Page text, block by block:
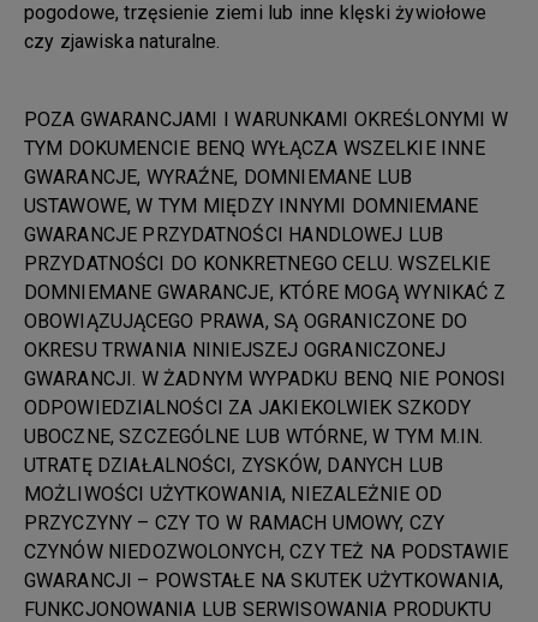
pogodowe, trzęsienie ziemi lub inne klęski żywiołowe
czy zjawiska naturalne.
POZA GWARANCJAMI I WARUNKAMI OKREŚLONYMI W
TYM DOKUMENCIE BENQ WYŁĄCZA WSZELKIE INNE
GWARANCJE, WYRAŹNE, DOMNIEMANE LUB
USTAWOWE, W TYM MIĘDZY INNYMI DOMNIEMANE
GWARANCJE PRZYDATNOŚCI HANDLOWEJ LUB
PRZYDATNOŚCI DO KONKRETNEGO CELU. WSZELKIE
DOMNIEMANE GWARANCJE, KTÓRE MOGĄ WYNIKAĆ Z
OBOWIĄZUJĄCEGO PRAWA, SĄ OGRANICZONE DO
OKRESU TRWANIA NINIEJSZEJ OGRANICZONEJ
GWARANCJI. W ŻADNYM WYPADKU BENQ NIE PONOSI
ODPOWIEDZIALNOŚCI ZA JAKIEKOLWIEK SZKODY
UBOCZNE, SZCZEGÓLNE LUB WTÓRNE, W TYM M.IN.
UTRATĘ DZIAŁALNOŚCI, ZYSKÓW, DANYCH LUB
MOŻLIWOŚCI UŻYTKOWANIA, NIEZALEŻNIE OD
PRZYCZYNY – CZY TO W RAMACH UMOWY, CZY
CZYNÓW NIEDOZWOLONYCH, CZY TEŻ NA PODSTAWIE
GWARANCJI – POWSTAŁE NA SKUTEK UŻYTKOWANIA,
FUNKCJONOWANIA LUB SERWISOWANIA PRODUKTU